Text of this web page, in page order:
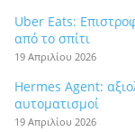
Uber Eats:
από το σπίτι
19 Απριλίου 2026
Hermes Agent:
αυτοματισμοί
19 Απριλίου 2026